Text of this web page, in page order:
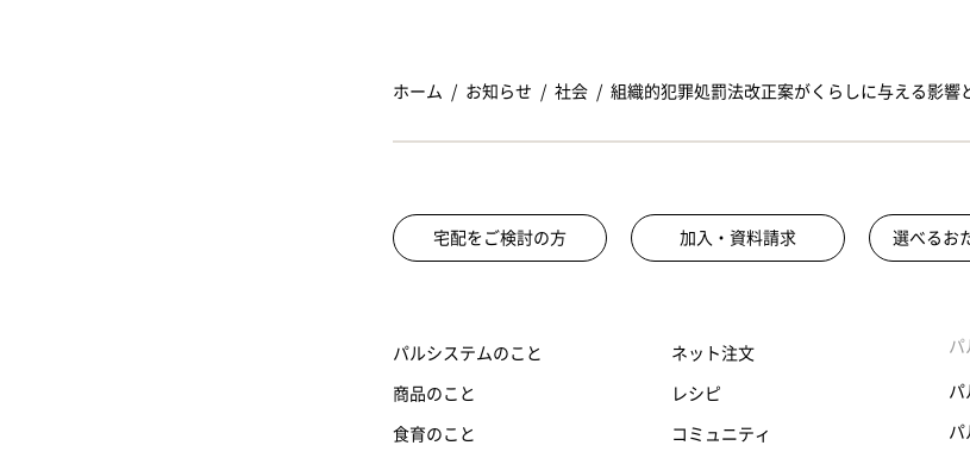
ホーム お知らせ 社会 組織的犯罪処罰法改正案がくらしに与える影響
宅配をご検討の方 加入・資料請求 選べるお
パルシステムのこと
商品のこと
食育のこと
ネット注文
レシピ
コミュニティ
パ
パ